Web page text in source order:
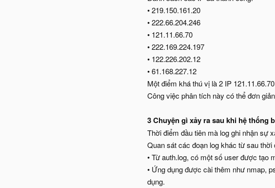
• 219.150.161.20
• 222.66.204.246
• 121.11.66.70
• 222.169.224.197
• 122.226.202.12
• 61.168.227.12
Một điểm khá thú vị là 2 IP
Công việc phân tích này có thể đơn
3 Chuyện gì xảy ra sau khi hệ thống
Thời điểm đầu tiên mà log ghi nhận sự
Quan sát các đoạn log khác từ sau thời
• Từ auth.log, có một số user được tạo
• Ứng dụng được cài thêm như nmap,
dụng.